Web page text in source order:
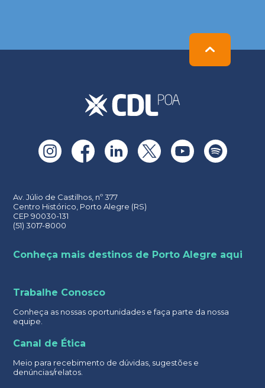
field
Av. Júlio de Castilhos, nº 377
Centro Histórico, Porto Alegre (RS)
CEP 90030-131
(51) 3017-8000
Conheça mais destinos de Porto Alegre aqui
Trabalhe Conosco
Conheça as nossas oportunidades e faça parte da nossa
equipe.
Canal de Ética
Meio para recebimento de dúvidas, sugestões e
denúncias/relatos.